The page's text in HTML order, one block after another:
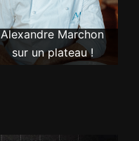
Alexandre Marchon
sur un plateau !